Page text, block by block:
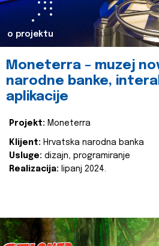
o projektu
Moneterra – muzej
narodne banke,
aplikacije
Projekt: Moneterra
Klijent: Hrvatska narodna banka
Usluge: dizajn, programiranje
Realizacija: lipanj 2024.